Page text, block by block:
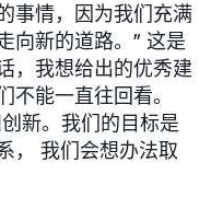
事情，因为我们充满
新的道路。” 这是
，我想给出的优秀建
不能一直往回看。
新。我们的目标是
， 我们会想办法取